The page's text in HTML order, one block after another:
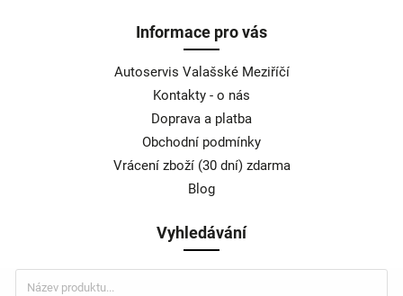
Informace pro vás
Autoservis Valašské Meziříčí
Kontakty - o nás
Doprava a platba
Obchodní podmínky
Vrácení zboží (30 dní) zdarma
Blog
Vyhledávání